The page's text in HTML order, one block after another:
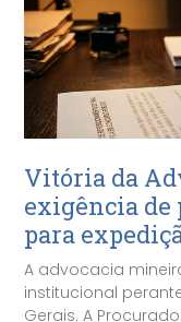
Vitória da
exigência de
para
A advocacia
institucional
Gerais. A